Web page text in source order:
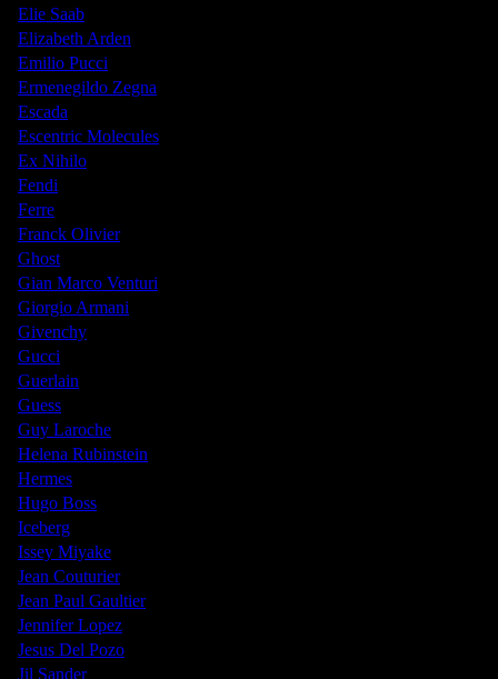
Elie Saab
Elizabeth Arden
Emilio Pucci
Ermenegildo Zegna
Escada
Escentric Molecules
Ex Nihilo
Fendi
Ferre
Franck Olivier
Ghost
Gian Marco Venturi
Giorgio Armani
Givenchy
Gucci
Guerlain
Guess
Guy Laroche
Helena Rubinstein
Hermes
Hugo Boss
Iceberg
Issey Miyake
Jean Couturier
Jean Paul Gaultier
Jennifer Lopez
Jesus Del Pozo
Jil Sander